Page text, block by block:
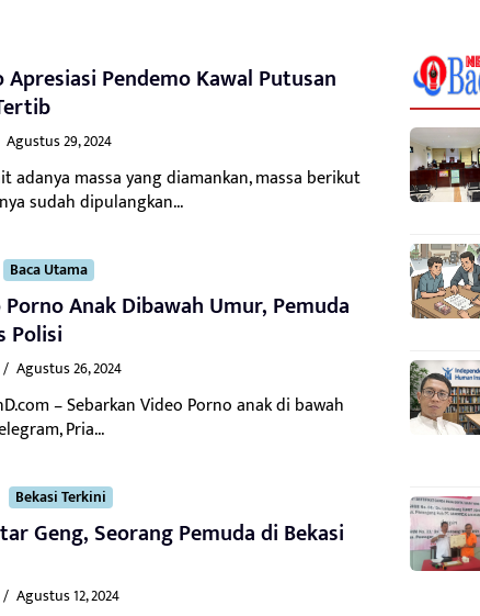
Pendemo Kawal Putusan
Agustus 29, 2024
adanya massa yang diamankan, massa berikut
sudah dipulangkan...
Baca Utama
Anak Dibawah Umur, Pemuda
Polisi
/ Agustus 26, 2024
– Sebarkan Video Porno anak di bawah
Pria...
Bekasi Terkini
Geng, Seorang Pemuda di Bekasi
/ Agustus 12, 2024